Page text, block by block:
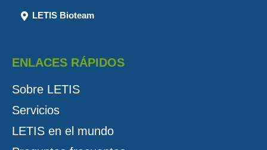
LETIS Bioteam
ENLACES RÁPIDOS
Sobre LETIS
Servicios
LETIS en el mundo